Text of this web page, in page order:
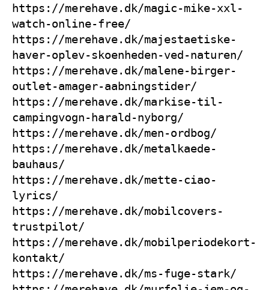
https://merehave.dk/magic-mike-xxl-
watch-online-free/
https://merehave.dk/majestaetiske-
haver-oplev-skoenheden-ved-naturen/
https://merehave.dk/malene-birger-
outlet-amager-aabningstider/
https://merehave.dk/markise-til-
campingvogn-harald-nyborg/
https://merehave.dk/men-ordbog/
https://merehave.dk/metalkaede-
bauhaus/
https://merehave.dk/mette-ciao-
lyrics/
https://merehave.dk/mobilcovers-
trustpilot/
https://merehave.dk/mobilperiodekort-
kontakt/
https://merehave.dk/ms-fuge-stark/